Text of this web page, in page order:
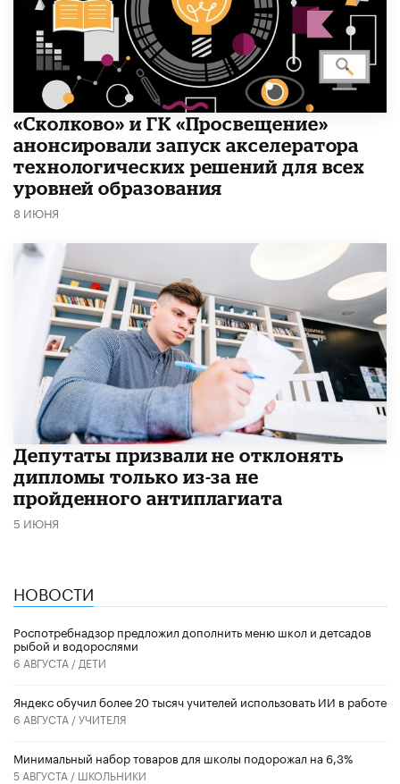
«Сколково» и ГК «Просвещение»
анонсировали запуск акселератора
технологических решений для всех
уровней образования
8 ИЮНЯ
Депутаты призвали не отклонять
дипломы только из-за не
пройденного антиплагиата
5 ИЮНЯ
НОВОСТИ
Роспотребнадзор предложил дополнить меню школ и детсадов
рыбой и водорослями
6 АВГУСТА / ДЕТИ
​Яндекс обучил более 20 тысяч учителей использовать ИИ в работе
6 АВГУСТА /УЧИТЕЛЯ
Минимальный набор товаров для школы подорожал на 6,3%
5 АВГУСТА / ШКОЛЬНИКИ